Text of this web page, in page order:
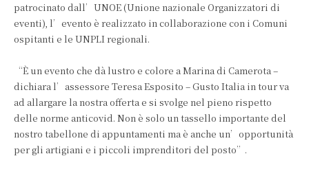
patrocinato dall’UNOE (Unione nazionale Organizzatori di
eventi), l’evento è realizzato in collaborazione con i Comuni
ospitanti e le UNPLI regionali.
“È un evento che dà lustro e colore a Marina di Camerota –
dichiara l’assessore Teresa Esposito – Gusto Italia in tour va
ad allargare la nostra offerta e si svolge nel pieno rispetto
delle norme anticovid. Non è solo un tassello importante del
nostro tabellone di appuntamenti ma è anche un’opportunità
per gli artigiani e i piccoli imprenditori del posto”.